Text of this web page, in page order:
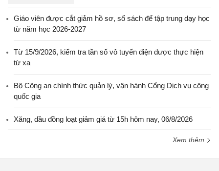
Giáo viên được cắt giảm hồ sơ, sổ sách để tập trung dạy học
từ năm học 2026-2027
Từ 15/9/2026, kiểm tra tần số vô tuyến điện được thực hiện
từ xa
Bộ Công an chính thức quản lý, vận hành Cổng Dịch vụ công
quốc gia
Xăng, dầu đồng loạt giảm giá từ 15h hôm nay, 06/8/2026
Xem thêm